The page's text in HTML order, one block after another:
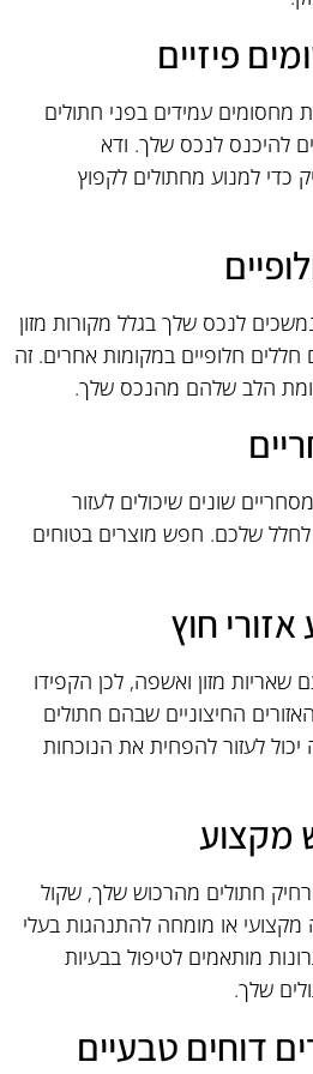
פיזיים
מחסומים עמידים בפני חתולים
להיכנס לנכס שלך. ודא
כדי למנוע מחתולים לקפוץ
לנכס שלך בגלל מקורות מזון
חלופיים במקומות אחרים. זה
הלב שלהם מהנכס שלך.
שונים שיכולים לעזור
שלכם. חפש מוצרים בטוחים
חוץ
שאריות מזון ואשפה, לכן הקפידו
החיצוניים שבהם חתולים
לעזור להפחית את הנוכחות
מקצוע
חתולים מהרכוש שלך, שקול
או מומחה להתנהגות בעלי
מותאמים לטיפול בבעיות
שלך.
דוחים טבעיים